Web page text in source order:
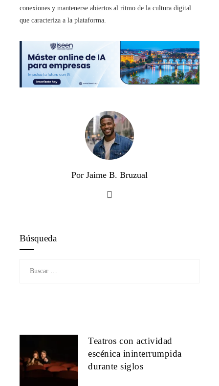
conexiones y mantenerse abiertos al ritmo de la cultura digital
que caracteriza a la plataforma.
Por Jaime B. Bruzual
Búsqueda
Teatros con actividad
escénica ininterrumpida
durante siglos